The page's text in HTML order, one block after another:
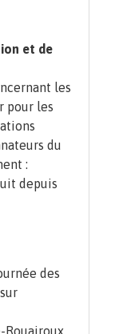
et de
les
pour les
du
:
depuis
des
Rouairoux